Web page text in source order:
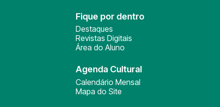
Fique por dentro
Destaques
Revistas Digitais
Área do Aluno
Agenda Cultural
Calendário Mensal
Mapa do Site